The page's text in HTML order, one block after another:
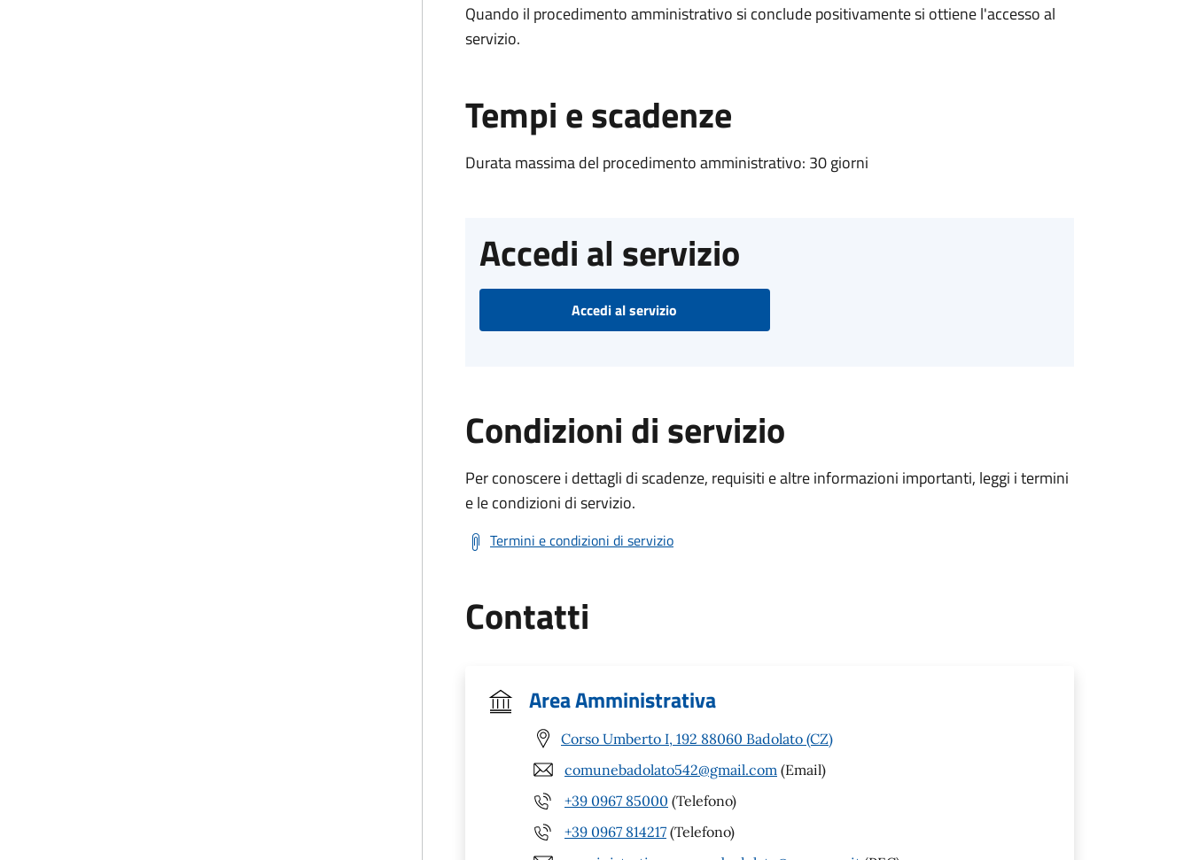
Quando il procedimento amministrativo si conclude positivamente si ottiene l'accesso al
servizio.
Tempi e scadenze
Durata massima del procedimento amministrativo: 30 giorni
Accedi al servizio
Accedi al servizio
Condizioni di servizio
Per conoscere i dettagli di scadenze, requisiti e altre informazioni importanti, leggi i termini
e le condizioni di servizio.
Termini e condizioni di servizio
Contatti
Area Amministrativa
Corso Umberto I, 192 88060 Badolato (CZ)
comunebadolato542@gmail.com (Email)
+39 0967 85000 (Telefono)
+39 0967 814217 (Telefono)